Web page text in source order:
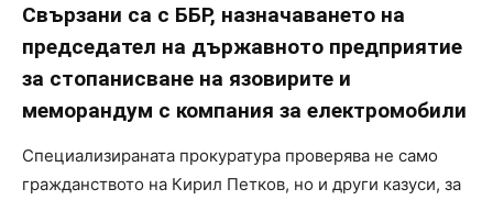
Свързани са с ББР, назначаването на
председател на държавното предприятие
за стопанисване на язовирите и
меморандум с компания за електромобили
Специализираната прокуратура проверява не само
гражданството на Кирил Петков, но и други казуси, за